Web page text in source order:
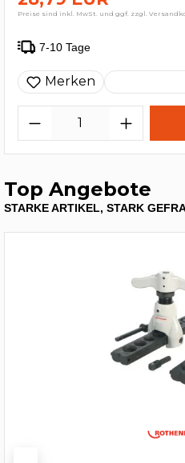
Preise sind inkl. MwSt. und ggf. zzgl.
7-10 Tage
Merken
Top Angebote
STARKE ARTIKEL, STARK